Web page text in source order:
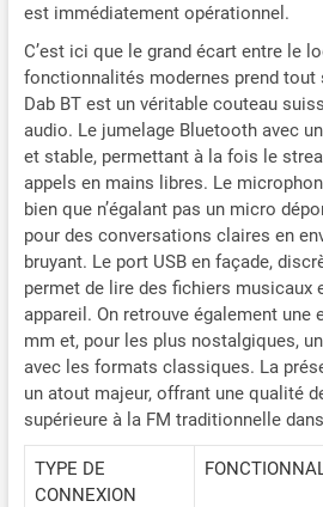
est immédiatement opérationnel.
C’est ici que le grand écart entre le
fonctionnalités modernes prend tout
Dab BT est un véritable couteau
audio. Le jumelage Bluetooth avec
et stable, permettant à la fois le
appels en mains libres. Le
bien que n’égalant pas un micro
pour des conversations claires en
bruyant. Le port USB en façade,
permet de lire des fichiers musicaux
appareil. On retrouve également une
mm et, pour les plus nostalgiques,
avec les formats classiques. La
un atout majeur, offrant une qualité
supérieure à la FM traditionnelle
TYPE DE
CONNEXION